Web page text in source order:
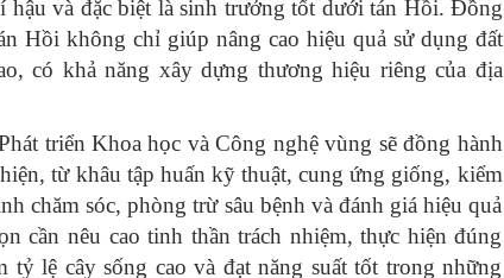
và đặc biệt là sinh trưởng tốt dưới tán Hồi. Đồng
Hồi không chỉ giúp nâng cao hiệu quả sử dụng đất
có khả năng xây dựng thương hiệu riêng của địa
triển Khoa học và Công nghệ vùng sẽ đồng hành
từ khâu tập huấn kỹ thuật, cung ứng giống, kiểm
chăm sóc, phòng trừ sâu bệnh và đánh giá hiệu quả
cần nêu cao tinh thần trách nhiệm, thực hiện đúng
lệ cây sống cao và đạt năng suất tốt trong những